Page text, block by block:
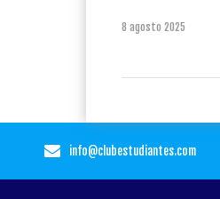
8 agosto 2025
info@clubestudiantes.com